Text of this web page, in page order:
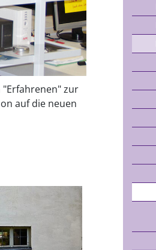
"Erfahrenen" zur
auf die neuen